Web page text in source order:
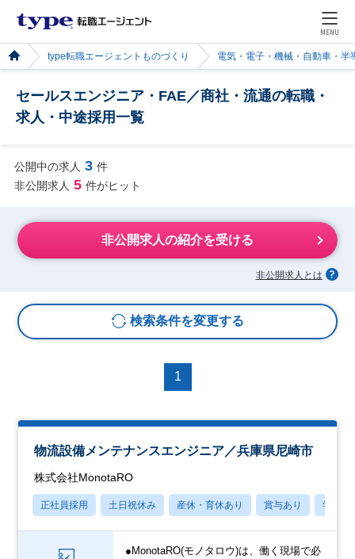
MENU
type転職エージェントものづくり 電気・電子・機械・自動車・半
セールスエンジニア・FAE／商社・流通の転職・
求人・中途採用一覧
公開中の求人 3 件
非公開求人 5 件がヒット
非公開求人の紹介を受ける
非公開求人とは
検索条件を変更する
1
物流設備メンテナンスエンジニア／兵庫県尼崎市
株式会社MonotaRO
正社員採用 土日祝休み 産休・育休あり 賞与あり 学歴不
●MonotaRO(モノタロウ)は、働く現場で必